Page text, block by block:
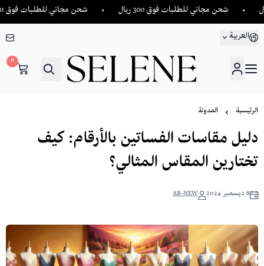
شحن مجاني للطلبات فوق 300 ريال شحن مجاني للطلبات فوق 300 ريال
العربية
SELENE
0
الرئيسية المدونة
دليل مقاسات الفساتين بالأرقام: كيف
تختارين المقاس المثالي؟
8 ديسمبر 2024 AB-NEW